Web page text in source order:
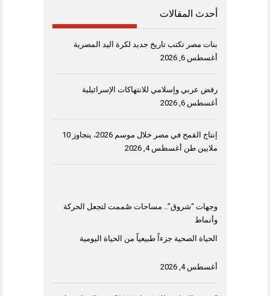
أحدث المقالات
بنات مصر تكتب تاريخ جديد لكرة اليد المصرية
أغسطس 6, 2026
رفض عربي وإسلامي للانتهاكات الإسرائيلية
أغسطس 6, 2026
إنتاج القمح في مصر خلال موسم 2026، يتجاوز 10
ملايين طن أغسطس 4, 2026
وجهات “شروق”.. مساحات صُممت لتجعل الحركة
وأنماط
الحياة الصحية جزءاً طبيعياً من الحياة اليومية
أغسطس 4, 2026